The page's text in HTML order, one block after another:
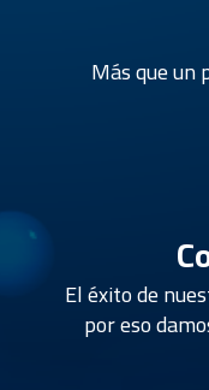
Más que un
El éxito de
por eso